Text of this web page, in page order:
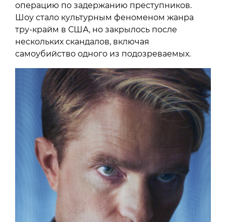
операцию по задержанию преступников.
Шоу стало культурным феноменом жанра
тру-крайм в США, но закрылось после
нескольких скандалов, включая
самоубийство одного из подозреваемых.